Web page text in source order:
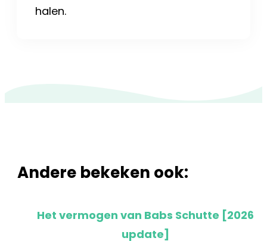
halen.
Andere bekeken ook:
Het vermogen van Babs Schutte [2026
update]